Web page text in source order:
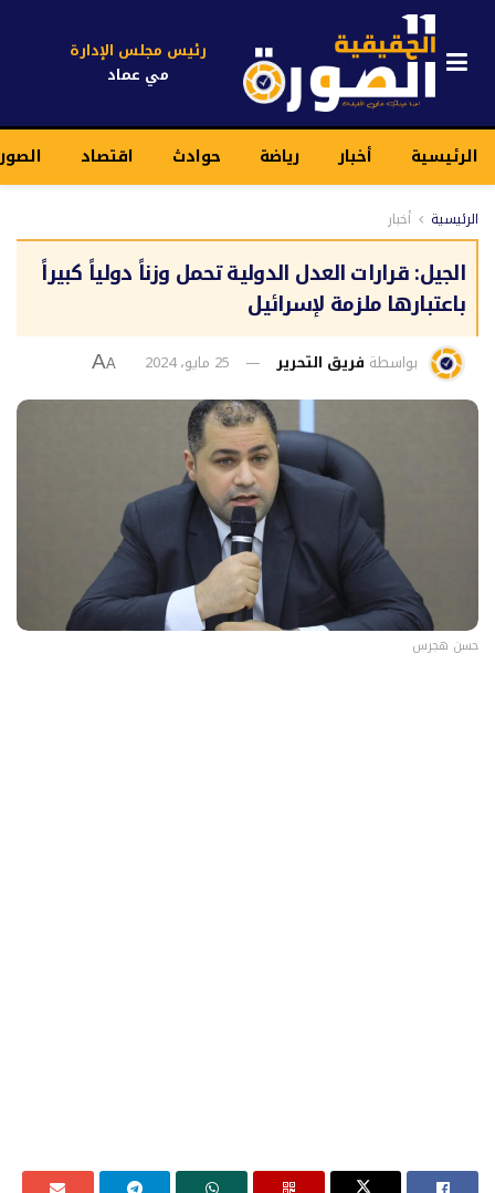
رئيس مجلس الإدارة
مي عماد
الرئيسية أخبار رياضة حوادث اقتصاد
الرئيسية أخبار
الجيل: قرارات العدل الدولية تحمل وزناً دولياً كبيراً
باعتبارها ملزمة لإسرائيل
بواسطة فريق التحرير 25 مايو، 2024 A
A
حسن هجرس